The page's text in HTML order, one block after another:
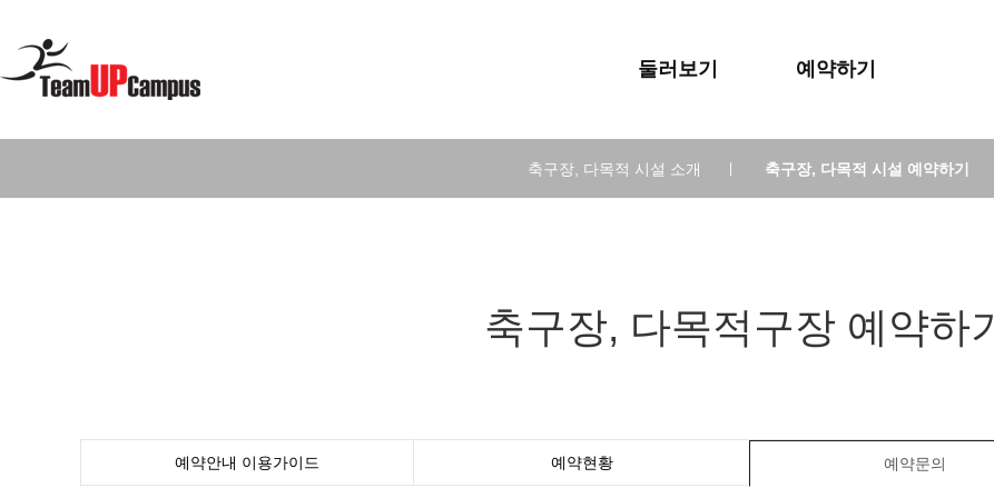
둘러보기 예약하기
축구장, 다목적 시설 소개 축구장, 다목적 시설 예약하기
축구장, 다목적구장 예약하기
예약안내 이용가이드 예약현황 예약문의